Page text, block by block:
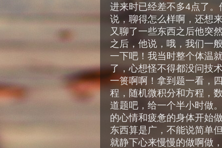
进来时已经差不多4点了
说，聊得怎么样啊，还想
又聊了一些东西之后他突
之后，他说，哦，我们一
一下吧！我当时整个体温
了，心想怪不得都没问技
一篑啊啊！拿到题一看，
程，随机微积分和方程，
道题吧，给一个半小时做
的心情和疲惫的身体开始
东西算是广，不能说简单
就静下心来慢慢的做啊做